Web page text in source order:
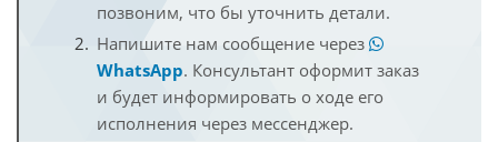
позвоним, что бы уточнить детали.
Напишите нам сообщение через
WhatsApp. Консультант оформит заказ
и будет информировать о ходе его
исполнения через мессенджер.